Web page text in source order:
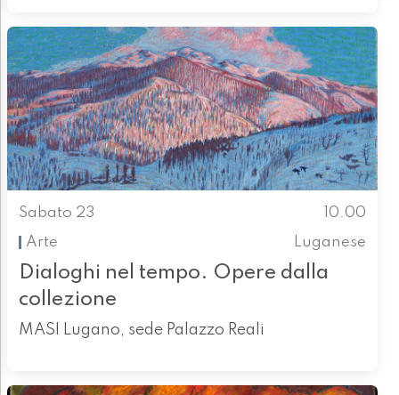
Sabato 23
10.00
Arte
Luganese
Dialoghi nel tempo. Opere dalla
collezione
MASI Lugano, sede Palazzo Reali